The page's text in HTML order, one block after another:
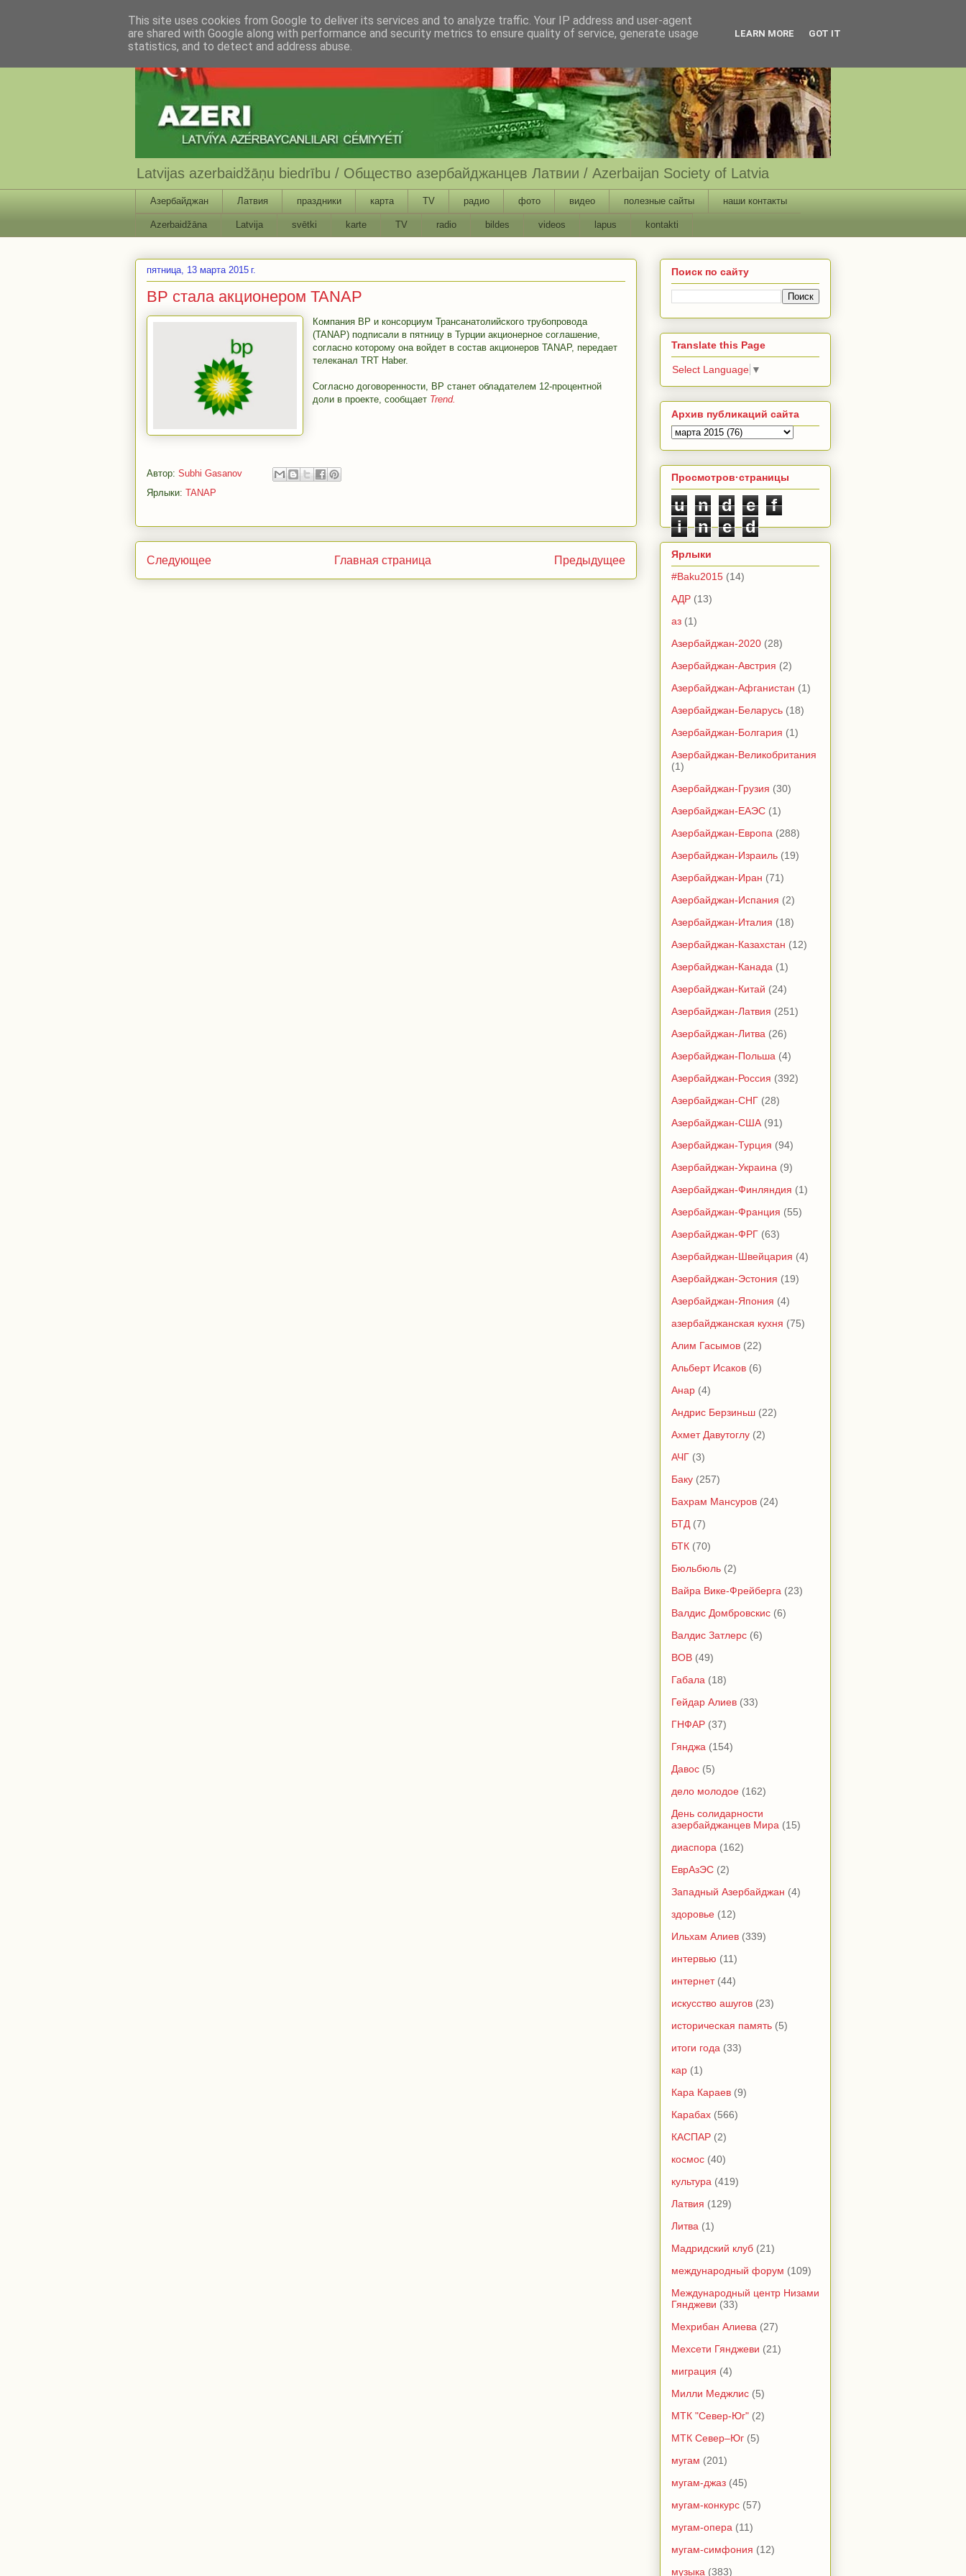
Latvijas azerbaidžāņu biedrību / Общество азербайджанцев Латвии / Azerbaijan Society of Latvia
Азербайджан Латвия праздники карта TV радио фото видео полезные сайты наши контакты
Azerbaidžāna Latvija svētki karte TV radio bildes videos lapus kontakti
пятница, 13 марта 2015 г.
BP стала акционером TANAP
Компания BP и консорциум Трансанатолийского трубопровода
(TANAP) подписали в пятницу в Турции акционерное соглашение,
согласно которому она войдет в состав акционеров TANAP, передает
телеканал TRT Haber.
Согласно договоренности, BP станет обладателем 12-процентной
доли в проекте, сообщает Trend.
Автор: Subhi Gasanov
Ярлыки: TANAP
Следующее Предыдущее
Главная страница
Поиск по сайту
Translate this Page
Select Language ▼
Архив публикаций сайта
Просмотров·страницы
u n d e
f
i
n e d
Ярлыки
#Baku2015 (14)
АДР (13)
аз (1)
Азербайджан-2020 (28)
Азербайджан-Австрия (2)
Азербайджан-Афганистан (1)
Азербайджан-Беларусь (18)
Азербайджан-Болгария (1)
Азербайджан-Великобритания
(1)
Азербайджан-Грузия (30)
Азербайджан-ЕАЭС (1)
Азербайджан-Европа (288)
Азербайджан-Израиль (19)
Азербайджан-Иран (71)
Азербайджан-Испания (2)
Азербайджан-Италия (18)
Азербайджан-Казахстан (12)
Азербайджан-Канада (1)
Азербайджан-Китай (24)
Азербайджан-Латвия (251)
Азербайджан-Литва (26)
Азербайджан-Польша (4)
Азербайджан-Россия (392)
Азербайджан-СНГ (28)
Азербайджан-США (91)
Азербайджан-Турция (94)
Азербайджан-Украина (9)
Азербайджан-Финляндия (1)
Азербайджан-Франция (55)
Азербайджан-ФРГ (63)
Азербайджан-Швейцария (4)
Азербайджан-Эстония (19)
Азербайджан-Япония (4)
азербайджанская кухня (75)
Алим Гасымов (22)
Альберт Исаков (6)
Анар (4)
Андрис Берзиньш (22)
Ахмет Давутоглу (2)
АЧГ (3)
Баку (257)
Бахрам Мансуров (24)
БТД (7)
БТК (70)
Бюльбюль (2)
Вайра Вике-Фрейберга (23)
Валдис Домбровскис (6)
Валдис Затлерс (6)
ВОВ (49)
Габала (18)
Гейдар Алиев (33)
ГНФАР (37)
Гянджа (154)
Давос (5)
дело молодое (162)
День солидарности
азербайджанцев Мира (15)
диаспора (162)
ЕврАзЭС (2)
Западный Азербайджан (4)
здоровье (12)
Ильхам Алиев (339)
интервью (11)
интернет (44)
искусство ашугов (23)
историческая память (5)
итоги года (33)
кар (1)
Кара Караев (9)
Карабах (566)
КАСПАР (2)
космос (40)
культура (419)
Латвия (129)
Литва (1)
Мадридский клуб (21)
международный форум (109)
Международный центр Низами
Гянджеви (33)
Мехрибан Алиева (27)
Мехсети Гянджеви (21)
миграция (4)
Милли Меджлис (5)
МТК "Север-Юг" (2)
МТК Север–Юг (5)
мугам (201)
мугам-джаз (45)
мугам-конкурс (57)
мугам-опера (11)
мугам-симфония (12)
музыка (383)
This site uses cookies from Google to deliver its services and to analyze traffic. Your IP address and user-agent
are shared with Google along with performance and security metrics to ensure quality of service, generate usage
statistics, and to detect and address abuse.
LEARN MORE GOT IT